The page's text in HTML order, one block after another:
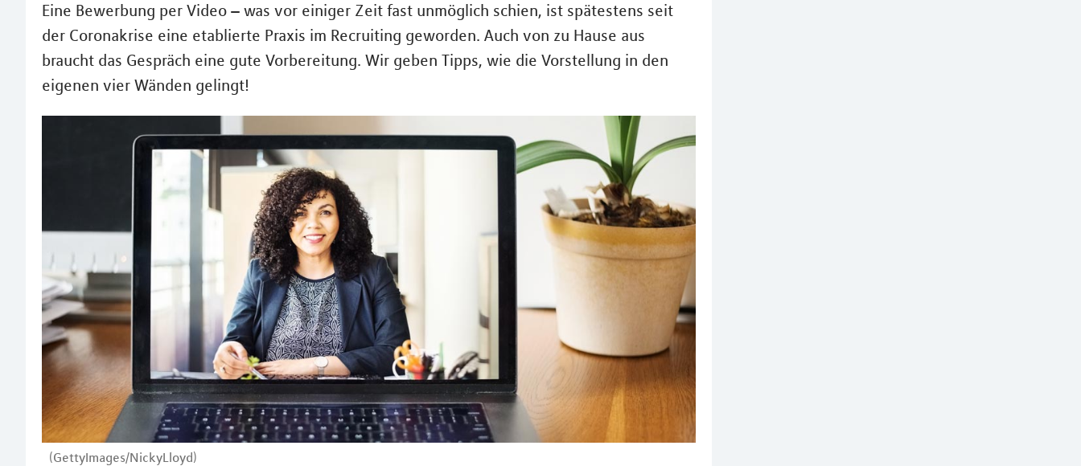
Eine Bewerbung per Video – was vor einiger Zeit fast unmöglich schien, ist spätestens seit
der Coronakrise eine etablierte Praxis im Recruiting geworden. Auch von zu Hause aus
braucht das Gespräch eine gute Vorbereitung. Wir geben Tipps, wie die Vorstellung in den
eigenen vier Wänden gelingt!
(GettyImages/NickyLloyd)